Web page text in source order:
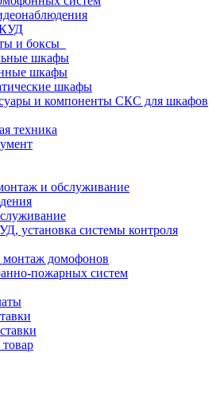
и боксы
шкафы
шкафы
шкафы
и компоненты СКС для шкафов
техника
и обслуживание
установка системы контроля
монтаж домофонов
пожарных систем